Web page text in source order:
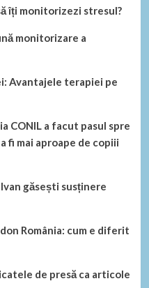
îți monitorizezi stresul?
monitorizare a
Avantajele terapiei pe
CONIL a facut pasul spre
fi mai aproape de copiii
găsești susținere
România: cum e diferit
de presă ca articole